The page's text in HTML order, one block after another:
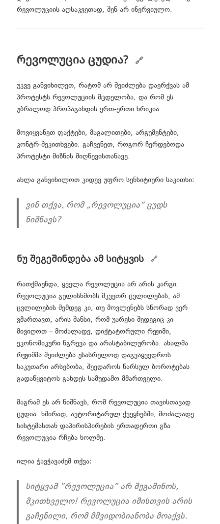
რევოლუციის აღსაკვეთად, შენ არ ინერვიულო.
რევოლუცია ცუდია?
უკვე განვიხილეთ, რატომ არ შეიძლება დაერქვას ამ
პროტესტს რევოლუციის მცდელობა, და რომ ეს
უბრალოდ პროპაგანდის ერთ-ერთი ხრიკია.
მოვიყვანეთ ფაქტები, მაგალითები, არგუმენტები,
კონტრ-შეკითხვები. გაჩვენეთ, როგორ ჩერდებოდა
პროტესტი მიზნის მიღწევისთანავე.
ახლა განვიხილოთ კიდევ უფრო სენსიტიური საკითხი:
ვინ თქვა, რომ „რევოლუცია“ ცუდს
ნიშნავს?
ნუ შეგეშინდება ამ სიტყვის
რათქმაუნდა, ყველა რევოლუცია არ არის კარგი.
რევოლუცია გულისხმობს მკვეთრ ცვლილებას, ამ
ცვლილების შემდეგ კი, თუ მოვლენებს სწორად ვერ
ვმართავთ, არის შანსი, რომ უარესი შედეგიც კი
მივიღოთ – მოძალადე, დიქტატორული რეჟიმი,
ეკონომიკური ნგრევა და არასტაბილურობა. ახალმა
რეჟიმმა შეიძლება უსასრულოდ დაგვაყვედროს
საკუთარი არსებობა, შეედაროს წარსულ ბოროტებას
გადაწყვიტოს გახდეს სამუდამო მმართველი.
მაგრამ ეს არ ნიშნავს, რომ რევოლუცია თავისთავად
ცუდია. ხშირად, ავტორიტარულ ქვეყნებში, მოძალადე
სისტემასთან დაპირისპირების ერთადერთი გზა
რევოლუცია რჩება ხოლმე.
ილია ჭავჭავაძემ თქვა:
სიტყვამ ”რევოლუცია” არ შეგაშინოს,
მკითხველო! რევოლუცია იმისთვის არის
გაჩენილი, რომ მშვიდობიანობა მოაქვს.